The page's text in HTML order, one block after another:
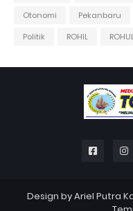
Otonomi
Pekanbaru
Politik
ROHIL
Design by Ariel Putra